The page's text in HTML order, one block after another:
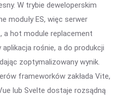
W trybie deweloperskim
moduły ES, więc serwer
hot module replacement
rośnie, a do produkcji
zoptymalizowany wynik.
frameworków zakłada Vite,
lub Svelte dostaje rozsądną